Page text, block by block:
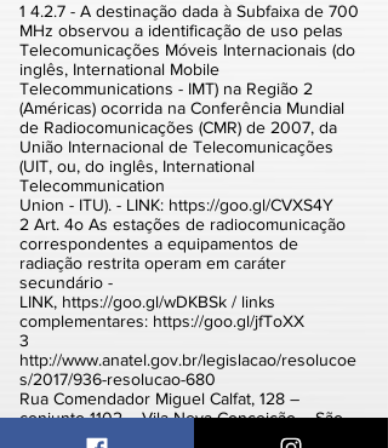
1 4.2.7 - A destinação dada à Subfaixa de 700
MHz observou a identificação de uso pelas
Telecomunicações Móveis Internacionais (do
inglês, International Mobile
Telecommunications - IMT) na Região 2
(Américas) ocorrida na Conferência Mundial
de Radiocomunicações (CMR) de 2007, da
União Internacional de Telecomunicações
(UIT, ou, do inglês, International
Telecommunication
Union - ITU). - LINK: https://goo.gl/CVXS4Y
2 Art. 4o As estações de radiocomunicação
correspondentes a equipamentos de
radiação restrita operam em caráter
secundário -
LINK, https://goo.gl/wDKBSk / links
complementares: https://goo.gl/jfToXX
3
http://www.anatel.gov.br/legislacao/resolucoe
s/2017/936-resolucao-680
Rua Comendador Miguel Calfat, 128 –
conjunto 1102 – Vila Nova Conceição – São
Paulo | SP – Brasil |